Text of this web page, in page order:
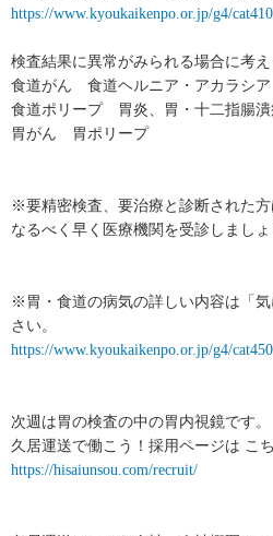
https://www.kyoukaikenpo.or.jp/g4/
検査結果に異常がみられる場合に考
食道がん 食道ヘルニア・アカラシ
食道ポリープ 胃炎、胃・十二指腸
胃がん 胃ポリープ
※要精密検査、要治療と診断された方
なるべく早く医療機関を受診しましょ
※胃・食道の病気の詳しい内容は「
さい。
https://www.kyoukaikenpo.or.jp/g4/
次週は胃の検査の中の胃内視鏡です。
久居運送で働こう！採用ページは こち
https://hisaiunsou.com/recruit/